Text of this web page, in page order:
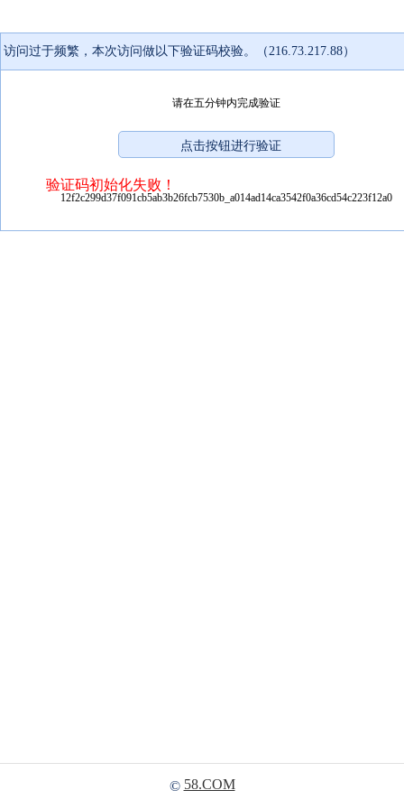
访问过于频繁，本次访问做以下验证码校验。（216.73.217.88）
请在五分钟内完成验证
验证码初始化失败！
12f2c299d37f091cb5ab3b26fcb7530b_a014ad14ca3542f0a36cd54c223f12a0
© 58.COM